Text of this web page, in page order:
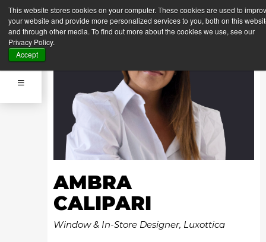
This website stores cookies on your computer. These cookies are used to
your website and provide more personalized services to you, both on this
and through other media. To find out more about the cookies we use, see our
Privacy Policy.
Accept
AMBRA
CALIPARI
Window & In-Store Designer, Luxottica